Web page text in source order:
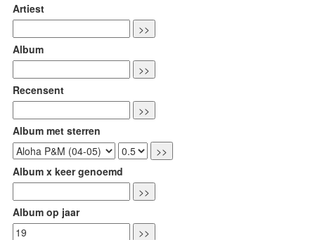
Artiest
Album
Recensent
Album met sterren
Album x keer genoemd
Album op jaar